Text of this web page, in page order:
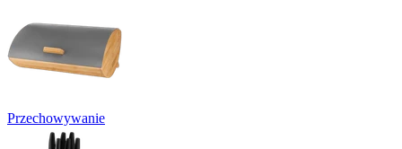
Przechowywanie